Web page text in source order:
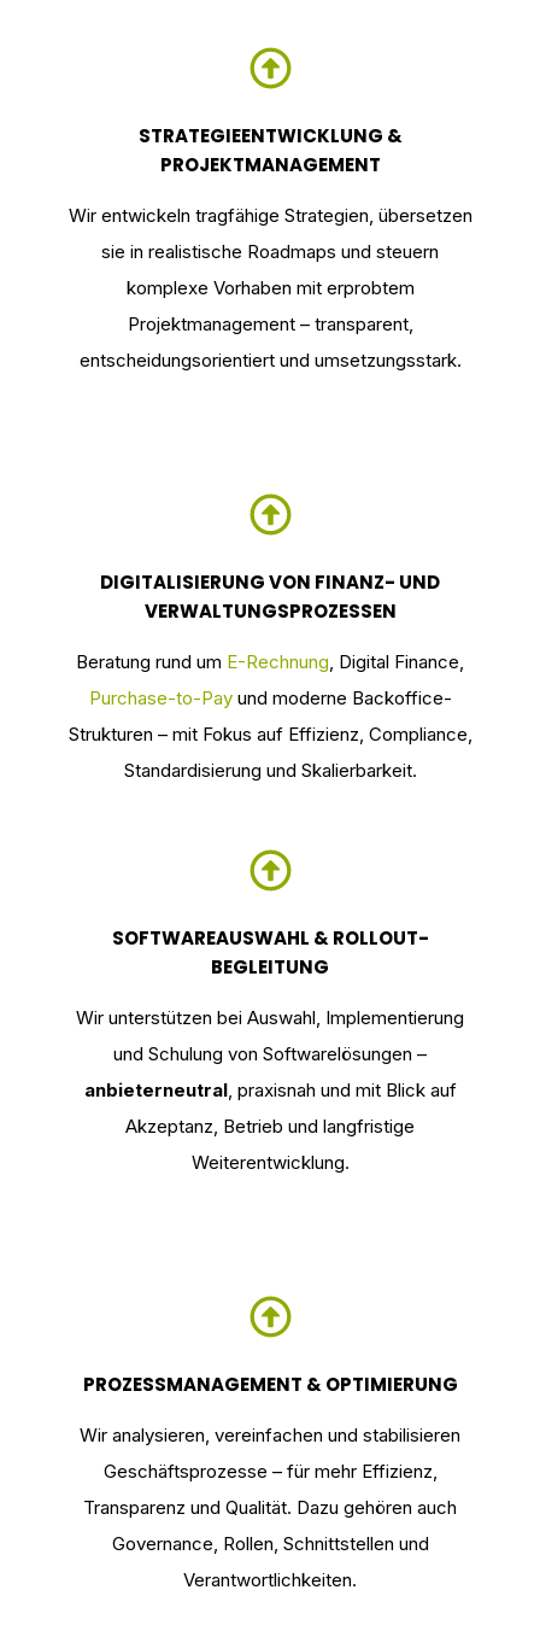
STRATEGIEENTWICKLUNG &
PROJEKTMANAGEMENT
Wir entwickeln tragfähige Strategien, übersetzen
sie in realistische Roadmaps und steuern
komplexe Vorhaben mit erprobtem
Projektmanagement – transparent,
entscheidungsorientiert und umsetzungsstark.
DIGITALISIERUNG VON FINANZ- UND
VERWALTUNGSPROZESSEN
Beratung rund um E-Rechnung , Digital Finance,
Purchase-to-Payund moderne Backoffice-
Strukturen – mit Fokus auf Effizienz, Compliance,
Standardisierung und Skalierbarkeit.
SOFTWAREAUSWAHL & ROLLOUT-
BEGLEITUNG
Wir unterstützen bei Auswahl, Implementierung
und Schulung von Softwarelösungen –
anbieterneutral, praxisnah und mit Blick auf
Akzeptanz, Betrieb und langfristige
Weiterentwicklung.
PROZESSMANAGEMENT & OPTIMIERUNG
Wir analysieren, vereinfachen und stabilisieren
Geschäftsprozesse – für mehr Effizienz,
Transparenz und Qualität. Dazu gehören auch
Governance, Rollen, Schnittstellen und
Verantwortlichkeiten.